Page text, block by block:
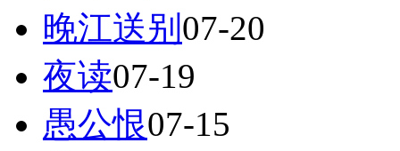
晚江送别 07-20
夜读07-19
愚公恨07-15